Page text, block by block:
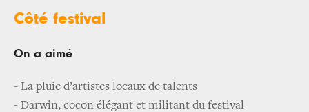
Côté festival
On a aimé
- La pluie d’artistes locaux de talents
- Darwin, cocon élégant et militant du festival